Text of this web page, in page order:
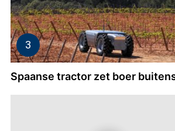
Spaanse tractor zet boer